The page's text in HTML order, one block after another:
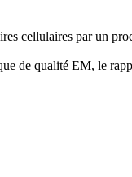
cellulaires par un
de qualité EM, le